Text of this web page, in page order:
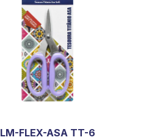
LM-FLEX-ASA TT-6